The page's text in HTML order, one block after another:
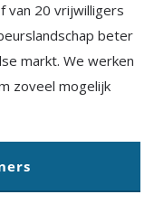
van 20 vrijwilligers
beter
markt. We werken
zoveel mogelijk